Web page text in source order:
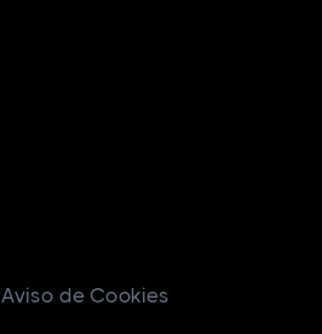
Aviso de Cookies